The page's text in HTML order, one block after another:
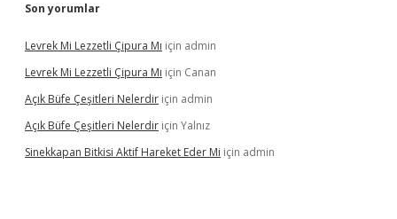
Son yorumlar
Levrek Mi Lezzetli Çipura Mı için admin
Levrek Mi Lezzetli Çipura Mı için Canan
Açık Büfe Çeşitleri Nelerdir için admin
Açık Büfe Çeşitleri Nelerdir için Yalnız
Sinekkapan Bitkisi Aktif Hareket Eder Mi için admin